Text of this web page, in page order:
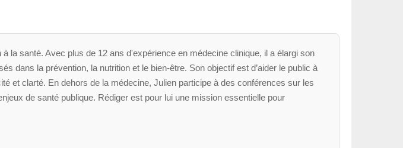
la santé. Avec plus de 12 ans d'expérience en médecine clinique, il a élargi son
dans la prévention, la nutrition et le bien-être. Son objectif est d’aider le public à
et clarté. En dehors de la médecine, Julien participe à des conférences sur les
de santé publique. Rédiger est pour lui une mission essentielle pour